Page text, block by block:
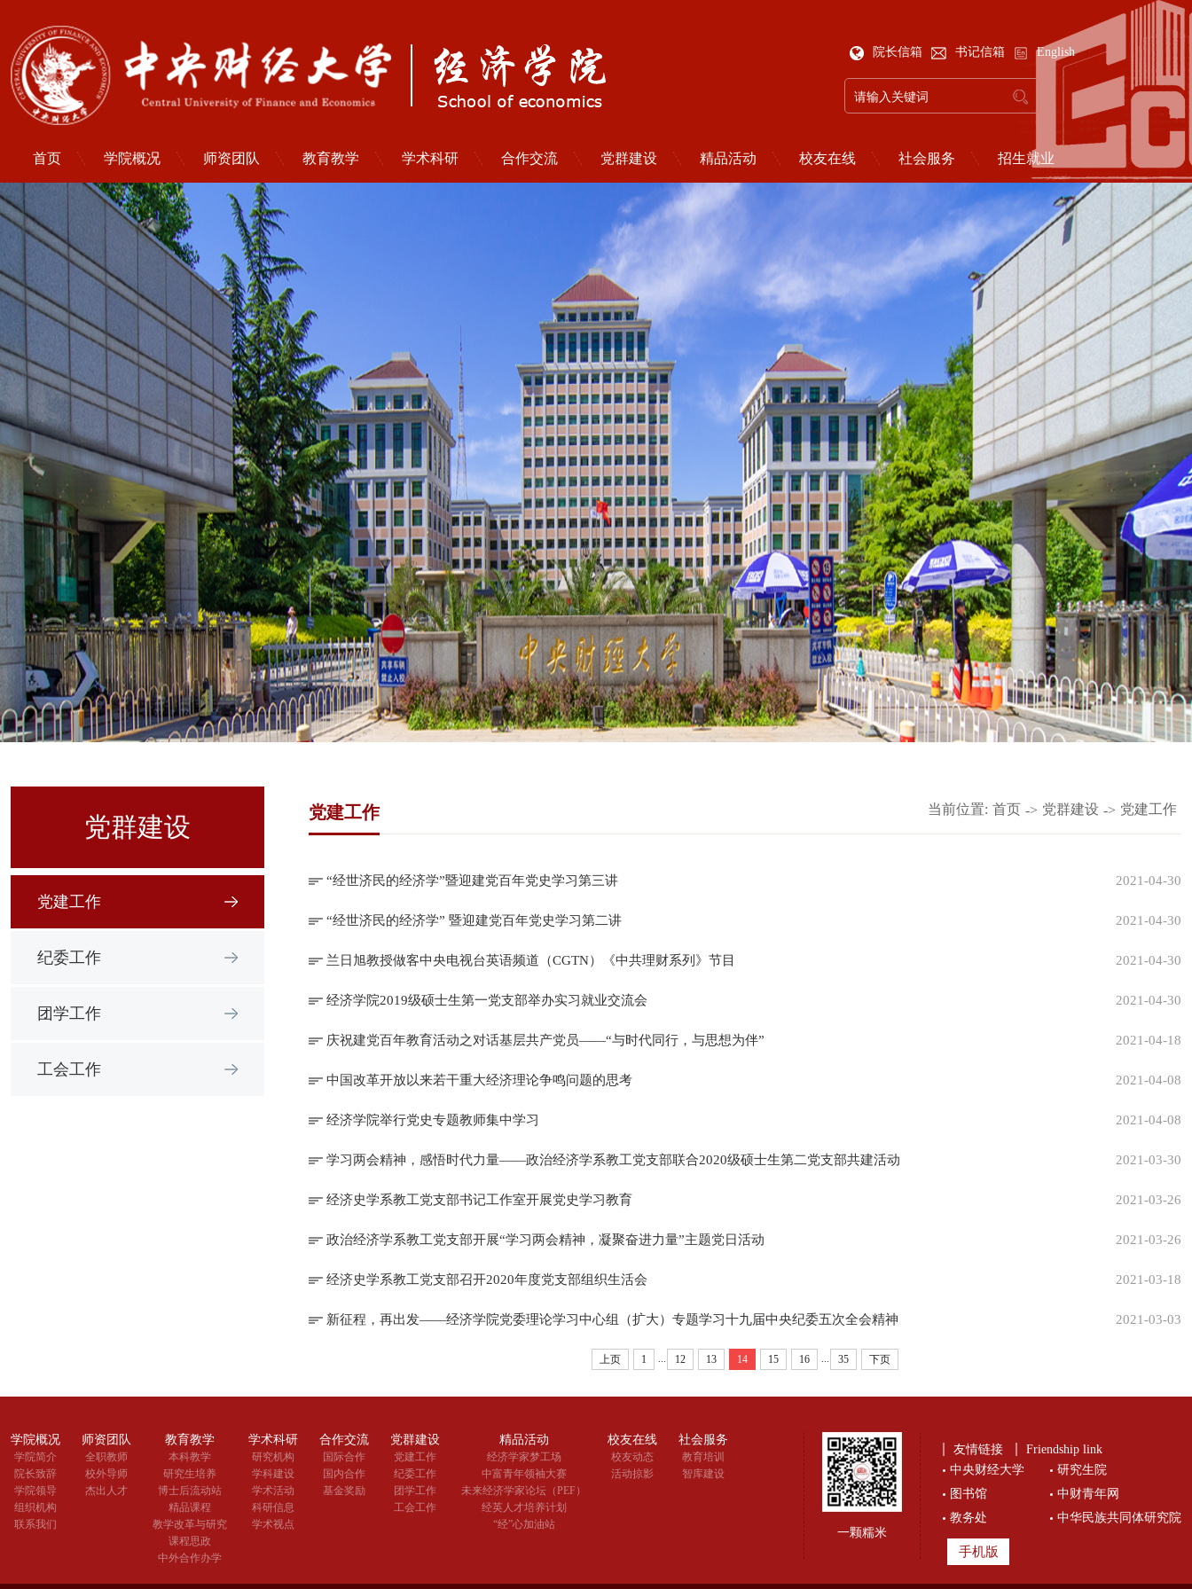
院长信箱 书记信箱 English
首页 学院概况 师资团队 教育教学 学术科研 合作交流 党群建设 精品活动 校友在线 社会服务 招生就业
党群建设
党建工作
纪委工作
团学工作
工会工作
党建工作 当前位置: 首页 -> 党群建设 -> 党建工作
“经世济民的经济学”暨迎建党百年党史学习第三讲 2021-04-30
“经世济民的经济学” 暨迎建党百年党史学习第二讲 2021-04-30
兰日旭教授做客中央电视台英语频道（CGTN）《中共理财系列》节目 2021-04-30
经济学院2019级硕士生第一党支部举办实习就业交流会 2021-04-30
庆祝建党百年教育活动之对话基层共产党员——“与时代同行，与思想为伴” 2021-04-18
中国改革开放以来若干重大经济理论争鸣问题的思考 2021-04-08
经济学院举行党史专题教师集中学习 2021-04-08
学习两会精神，感悟时代力量——政治经济学系教工党支部联合2020级硕士生第二党支部共建活动 2021-03-30
经济史学系教工党支部书记工作室开展党史学习教育 2021-03-26
政治经济学系教工党支部开展“学习两会精神，凝聚奋进力量”主题党日活动 2021-03-26
经济史学系教工党支部召开2020年度党支部组织生活会 2021-03-18
新征程，再出发——经济学院党委理论学习中心组（扩大）专题学习十九届中央纪委五次全会精神 2021-03-03
上页 1 12 13 14 15 16 35 下页
学院概况
学院简介
院长致辞
学院领导
组织机构
联系我们
师资团队
全职教师
校外导师
杰出人才
教育教学
本科教学
研究生培养
博士后流动站
精品课程
教学改革与研究
课程思政
中外合作办学
学术科研
研究机构
学科建设
学术活动
科研信息
学术视点
合作交流
国际合作
国内合作
基金奖励
党群建设
党建工作
纪委工作
团学工作
工会工作
精品活动
经济学家梦工场
中富青年领袖大赛
未来经济学家论坛（PEF）
经英人才培养计划
“经”心加油站
校友在线
校友动态
活动掠影
社会服务
教育培训
智库建设
一颗糯米
友情链接
Friendship link
中央财经大学
图书馆
教务处
研究生院
中财青年网
中华民族共同体研究院
手机版